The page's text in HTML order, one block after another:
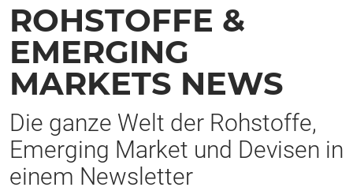
ROHSTOFFE &
EMERGING
MARKETS NEWS
Die ganze Welt der Rohstoffe,
Emerging Market und Devisen in
einem Newsletter